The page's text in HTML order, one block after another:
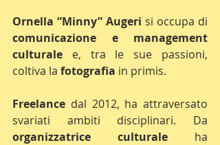
Ornella “Minny” Augeri
comunicazione e management
culturale e, tra le sue passioni,
coltiva la fotografia in primis.
Freelance dal 2012, ha attraversato
organizzatrice culturale ha